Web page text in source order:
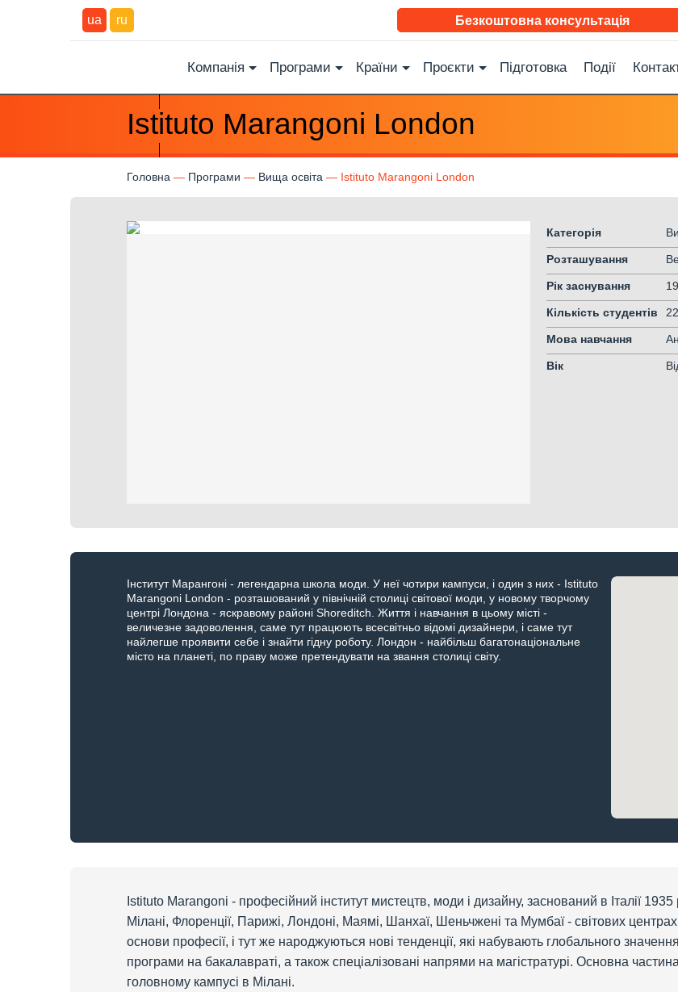
ua ru Безкоштовна консультація
Компанія Програми Країни Проєкти Підготовка Події
Istituto Marangoni London
Головна Програми Вища освіта Istituto Marangoni London
Категорія
Розташування
Рік заснування
Кількість студентів
Мова навчання
Вік
Інститут Марангоні - легендарна школа моди. У неї чотири кампуси, і один з них - Istituto
Marangoni London - розташований у північній столиці світової моди, у новому творчому
центрі Лондона - яскравому районі Shoreditch. Життя і навчання в цьому місті -
величезне задоволення, саме тут працюють всесвітньо відомі дизайнери, і саме тут
найлегше проявити себе і знайти гідну роботу. Лондон - найбільш багатонаціональне
місто на планеті, по праву може претендувати на звання столиці світу.
Istituto Marangoni - професійний інститут мистецтв, моди і дизайну, заснований в Італії 1935
Мілані, Флоренції, Парижі, Лондоні, Маямі, Шанхаї, Шеньчжені та Мумбаї - світових
основи професії, і тут же народжуються нові тенденції, які набувають глобального
програми на бакалавраті, а також спеціалізовані напрями на магістратурі. Основна
головному кампусі в Мілані.